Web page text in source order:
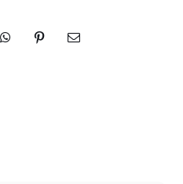
WhatsAppPinterestCorreo